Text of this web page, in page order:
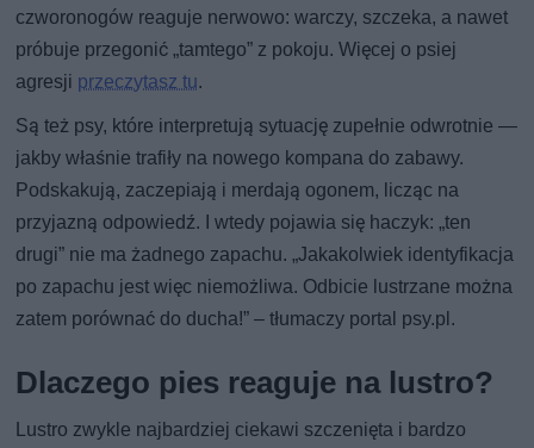
czworonogów reaguje nerwowo: warczy, szczeka, a nawet
próbuje przegonić „tamtego” z pokoju. Więcej o psiej
agresji przeczytasz tu.
Są też psy, które interpretują sytuację zupełnie odwrotnie —
jakby właśnie trafiły na nowego kompana do zabawy.
Podskakują, zaczepiają i merdają ogonem, licząc na
przyjazną odpowiedź. I wtedy pojawia się haczyk: „ten
drugi” nie ma żadnego zapachu. „Jakakolwiek identyfikacja
po zapachu jest więc niemożliwa. Odbicie lustrzane można
zatem porównać do ducha!” – tłumaczy portal psy.pl.
Dlaczego pies reaguje na lustro?
Lustro zwykle najbardziej ciekawi szczenięta i bardzo